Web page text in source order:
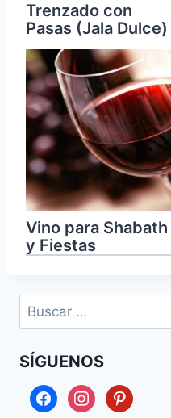
Trenzado con
Pasas (Jala Dulce)
Vino para Shabath
y Fiestas
Buscar:
SÍGUENOS
facebookinstagrampinterest